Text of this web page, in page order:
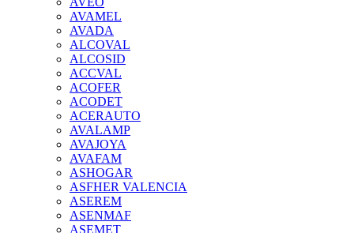
AVAMEL
AVADA
ALCOVAL
ALCOSID
ACCVAL
ACOFER
ACODET
ACERAUTO
AVALAMP
AVAJOYA
AVAFAM
ASHOGAR
ASFHER VALENCIA
ASEREM
ASENMAF
ASEMET